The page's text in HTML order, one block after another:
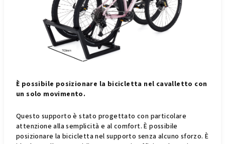
È possibile posizionare la bicicletta nel cavalletto con
un solo movimento.
Questo supporto è stato progettato con particolare
attenzione alla semplicità e al comfort. È possibile
posizionare la bicicletta nel supporto senza alcuno sforzo. È